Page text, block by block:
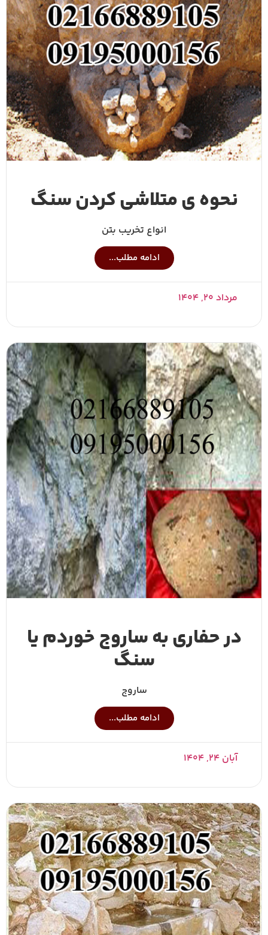
نحوه ی متلاشی کردن سنگ
انواع تخریب بتن
ادامه مطلب...
مرداد ۲۰, ۱۴۰۴
در حفاری به ساروج خوردم یا
سنگ
ساروج
ادامه مطلب...
آبان ۲۴, ۱۴۰۴